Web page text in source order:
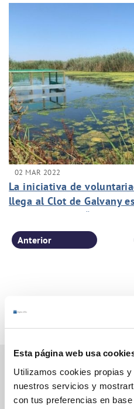
Esta página web usa
Utilizamos cookies propias
nuestros servicios y
con tus preferencias en
02 MAR 2022
La iniciativa de
llega al Clot de Galvany
luchar contra la
Anterior
Gestiones Online